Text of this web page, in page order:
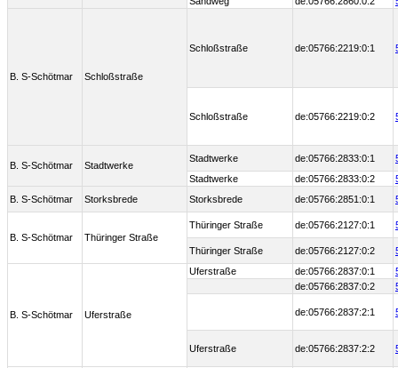
B. S-Schötmar Schloßstraße
Schloßstraße de:05766:2219:0:1
Schloßstraße de:05766:2219:0:2
B. S-Schötmar Stadtwerke
Stadtwerke de:05766:2833:0:1
Stadtwerke
de:05766:2833:0:2
B. S-Schötmar
Storksbrede Storksbrede de:05766:2851:0:1
B. S-Schötmar Thüringer Straße
Thüringer Straße de:05766:2127:0:1
Thüringer Straße de:05766:2127:0:2
B. S-Schötmar Uferstraße
Uferstraße de:05766:2837:0:1
de:05766:2837:0:2
de:05766:2837:2:1
Uferstraße de:05766:2837:2:2